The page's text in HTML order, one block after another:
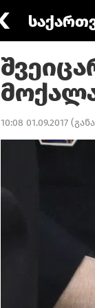
10:08 01.09.2017